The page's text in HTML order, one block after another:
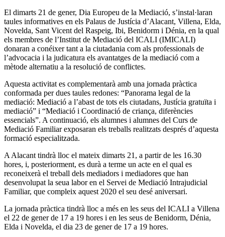
El dimarts 21 de gener, Dia Europeu de la Mediació, s’instal·laran
taules informatives en els Palaus de Justícia d’Alacant, Villena, Elda,
Novelda, Sant Vicent del Raspeig, Ibi, Benidorm i Dénia, en la qual
els membres de l’Institut de Mediació del ICALI (IMICALI)
donaran a conéixer tant a la ciutadania com als professionals de
l’advocacia i la judicatura els avantatges de la mediació com a
mètode alternatiu a la resolució de conflictes.
Aquesta activitat es complementarà amb una jornada pràctica
conformada per dues taules redones: “Panorama legal de la
mediació: Mediació a l’abast de tots els ciutadans, Justícia gratuïta i
mediació” i “Mediació i Coordinació de criança, diferències
essencials”. A continuació, els alumnes i alumnes del Curs de
Mediació Familiar exposaran els treballs realitzats després d’aquesta
formació especialitzada.
A Alacant tindrà lloc el mateix dimarts 21, a partir de les 16.30
hores, i, posteriorment, es durà a terme un acte en el qual es
reconeixerà el treball dels mediadors i mediadores que han
desenvolupat la seua labor en el Servei de Mediació Intrajudicial
Familiar, que compleix aquest 2020 el seu desé aniversari.
La jornada pràctica tindrà lloc a més en les seus del ICALI a Villena
el 22 de gener de 17 a 19 hores i en les seus de Benidorm, Dénia,
Elda i Novelda, el dia 23 de gener de 17 a 19 hores.